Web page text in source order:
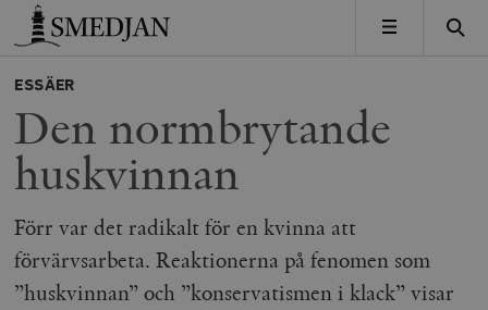
Timbro
MENY
ESSÄER
Den normbrytande
huskvinnan
Förr var det radikalt för en kvinna att
förvärvsarbeta. Reaktionerna på fenomen som
”huskvinnan” och ”konservatismen i klack” visar